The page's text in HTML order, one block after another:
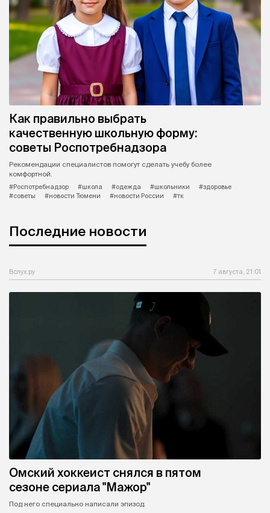
Как правильно выбрать
качественную школьную форму:
советы Роспотребнадзора
Рекомендации специалистов помогут сделать учебу более
комфортной.
#Роспотребнадзор
#школа #одежда #школьники
#здоровье
#советы
#новости Тюмени #новости России #тк
Последние новости
Вслух.ру 7 августа, 21:01
Омский хоккеист снялся в пятом
сезоне сериала "Мажор"
Под него специально написали эпизод.